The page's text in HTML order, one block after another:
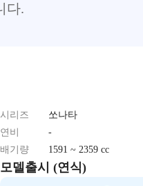
다.
시리즈 쏘나타
연비
-
배기량
1591 ~ 2359 cc
모델출시 (연식)